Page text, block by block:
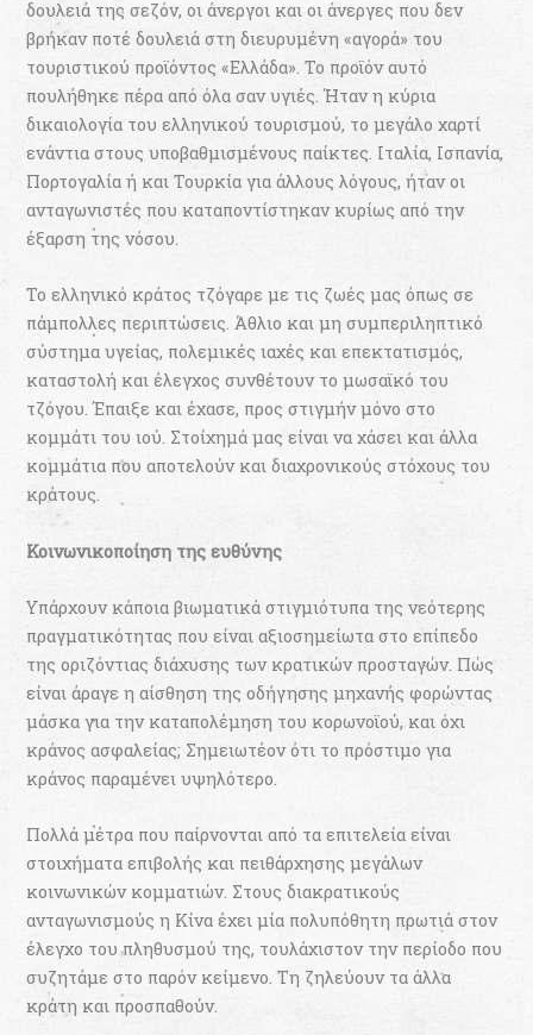
δουλειά της σεζόν, οι άνεργοι και οι άνεργες που δεν
βρήκαν ποτέ δουλειά στη διευρυμένη «αγορά» του
τουριστικού προϊόντος «Ελλάδα». Το προϊόν αυτό
πουλήθηκε πέρα από όλα σαν υγιές. Ήταν η κύρια
δικαιολογία του ελληνικού τουρισμού, το μεγάλο χαρτί
ενάντια στους υποβαθμισμένους παίκτες. Ιταλία, Ισπανία,
Πορτογαλία ή και Τουρκία για άλλους λόγους, ήταν οι
ανταγωνιστές που καταποντίστηκαν κυρίως από την
έξαρση της νόσου.
Το ελληνικό κράτος τζόγαρε με τις ζωές μας όπως σε
πάμπολλες περιπτώσεις. Άθλιο και μη συμπεριληπτικό
σύστημα υγείας, πολεμικές ιαχές και επεκτατισμός,
καταστολή και έλεγχος συνθέτουν το μωσαϊκό του
τζόγου. Έπαιξε και έχασε, προς στιγμήν μόνο στο
κομμάτι του ιού. Στοίχημά μας είναι να χάσει και άλλα
κομμάτια που αποτελούν και διαχρονικούς στόχους του
κράτους.
Κοινωνικοποίηση της ευθύνης
Υπάρχουν κάποια βιωματικά στιγμιότυπα της νεότερης
πραγματικότητας που είναι αξιοσημείωτα στο επίπεδο
της οριζόντιας διάχυσης των κρατικών προσταγών. Πώς
είναι άραγε η αίσθηση της οδήγησης μηχανής φορώντας
μάσκα για την καταπολέμηση του κορωνοϊού, και όχι
κράνος ασφαλείας; Σημειωτέον ότι το πρόστιμο για
κράνος παραμένει υψηλότερο.
Πολλά μέτρα που παίρνονται από τα επιτελεία είναι
στοιχήματα επιβολής και πειθάρχησης μεγάλων
κοινωνικών κομματιών. Στους διακρατικούς
ανταγωνισμούς η Κίνα έχει μία πολυπόθητη πρωτιά στον
έλεγχο του πληθυσμού της, τουλάχιστον την περίοδο που
συζητάμε στο παρόν κείμενο. Τη ζηλεύουν τα άλλα
κράτη και προσπαθούν.